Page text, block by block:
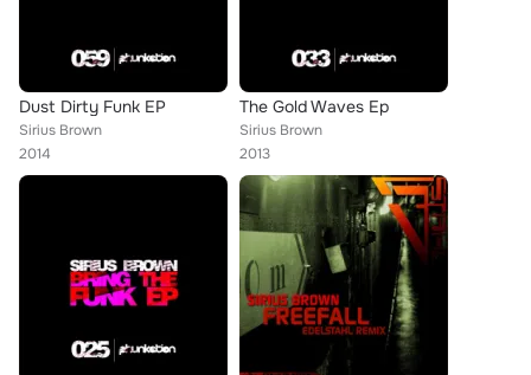
Dust Dirty Funk EP
Sirius Brown
2014
The Gold Waves Ep
Sirius Brown
2013